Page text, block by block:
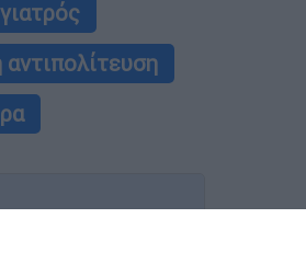
γιατρός
αντιπολίτευση